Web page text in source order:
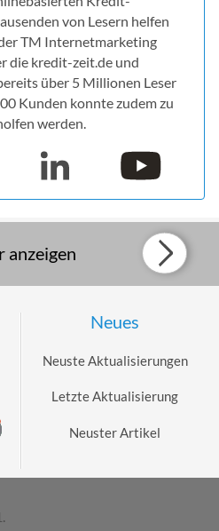
von Lesern helfen
TM Internetmarketing
die kredit-zeit.de und
über 5 Millionen Leser
Kunden konnte zudem zu
werden.
anzeigen
Neues
Neuste Aktualisierungen
Letzte Aktualisierung
Neuster Artikel